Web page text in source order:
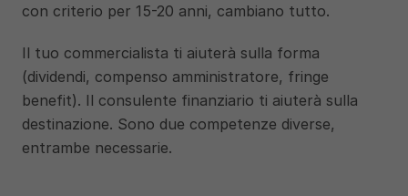
con criterio per 15-20 anni, cambiano tutto.
Il tuo commercialista ti aiuterà sulla forma
(dividendi, compenso amministratore, fringe
benefit). Il consulente finanziario ti aiuterà sulla
destinazione. Sono due competenze diverse,
entrambe necessarie.